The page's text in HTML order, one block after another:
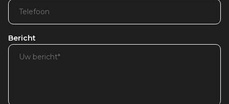
Bericht